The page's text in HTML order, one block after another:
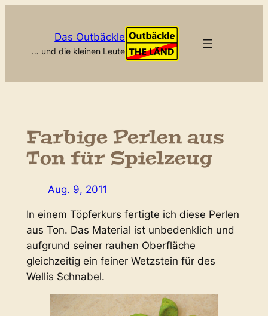
Das Outbäckle
… und die kleinen Leute
Farbige Perlen aus
Ton für Spielzeug
Aug. 9, 2011
In einem Töpferkurs fertigte ich diese Perlen
aus Ton. Das Material ist unbedenklich und
aufgrund seiner rauhen Oberfläche
gleichzeitig ein feiner Wetzstein für des
Wellis Schnabel.